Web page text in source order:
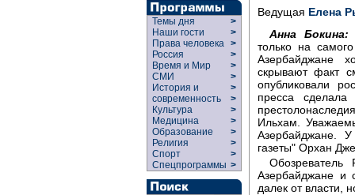
Темы дня
>
Наши гости
>
Права человека >
Россия
>
Время и Мир
>
СМИ
>
История и
современность
>
>
Культура
>
Медицина
>
Образование
>
Религия
>
Спорт
>
Спецпрограммы >
Ведущая Елена
Анна Бокина:
только на
Азербайджане
скрывают факт
опубликовали
пресса
Ильхам.
Азербайджане.
газеты" Орхан
Азербайджане и
далек от власти,